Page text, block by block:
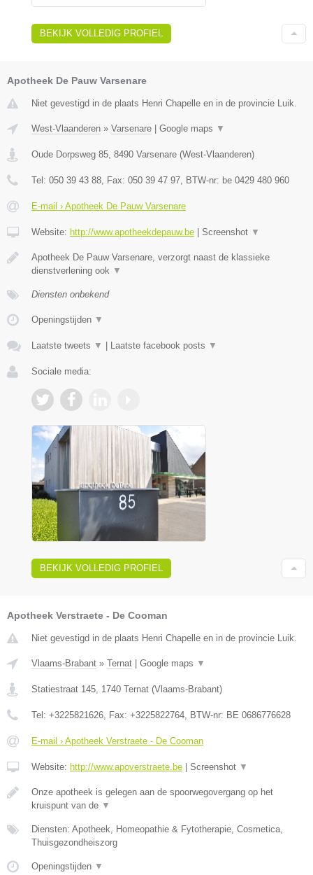
BEKIJK VOLLEDIG PROFIEL
Apotheek De Pauw Varsenare
Niet gevestigd in de plaats Henri Chapelle en in de provincie Luik.
West-Vlaanderen » Varsenare Google maps ▼
Oude Dorpsweg 85 8490 Varsenare (West-Vlaanderen)
Tel: 050 39 43 88 , Fax: 050 39 47 97 , BTW-nr: be 0429 480 960
E-mail › Apotheek De Pauw Varsenare
Website: http://www.apotheekdepauw.be Screenshot ▼
Apotheek De Pauw Varsenare, verzorgt naast de klassieke
dienstverlening ook ▼
Diensten onbekend
Openingstijden ▼
Laatste tweets ▼ Laatste facebook posts ▼
Sociale media:
BEKIJK VOLLEDIG PROFIEL
Apotheek Verstraete - De Cooman
Niet gevestigd in de plaats Henri Chapelle en in de provincie Luik.
Vlaams-Brabant » Ternat | Google maps ▼
Statiestraat 145 1740 Ternat (Vlaams-Brabant)
Tel: +3225821626 , Fax: +3225822764 , BTW-nr: BE 0686776628
E-mail › Apotheek Verstraete - De Cooman
Website: http://www.apoverstraete.be | Screenshot ▼
Onze apotheek is gelegen aan de spoorwegovergang op het
kruispunt van de ▼
Diensten: Apotheek, Homeopathie & Fytotherapie, Cosmetica,
Thuisgezondheiszorg
Openingstijden ▼